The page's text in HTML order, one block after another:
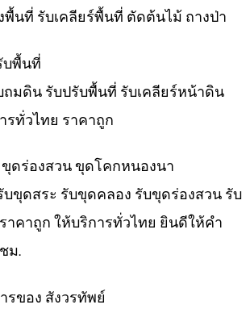
พื้นที่ รับเคลียร์พื้นที่ ตัดต้นไม้ ถางป่า
บพื้นที่
มดิน รับปรับพื้นที่ รับเคลียร์หน้าดิน
รทั่วไทย ราคาถูก
ดร่องสวน ขุดโคกหนองนา
ขุดสระ รับขุดคลอง รับขุดร่องสวน รับ
คาถูก ให้บริการทั่วไทย ยินดีให้คำ
ม.
รของ สังวรทัพย์